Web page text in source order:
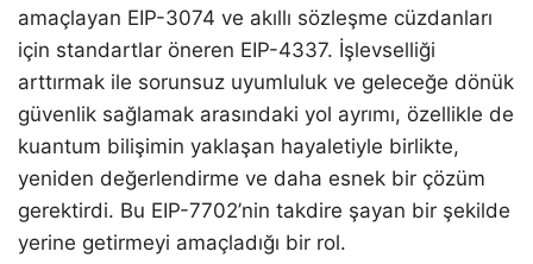
amaçlayan EIP-3074 ve akıllı sözleşme cüzdanları
için standartlar öneren EIP-4337. İşlevselliği
arttırmak ile sorunsuz uyumluluk ve geleceğe dönük
güvenlik sağlamak arasındaki yol ayrımı, özellikle de
kuantum bilişimin yaklaşan hayaletiyle birlikte,
yeniden değerlendirme ve daha esnek bir çözüm
gerektirdi. Bu EIP-7702’nin takdire şayan bir şekilde
yerine getirmeyi amaçladığı bir rol.